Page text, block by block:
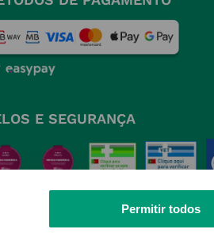
Permitir todos
E SEGURANÇA